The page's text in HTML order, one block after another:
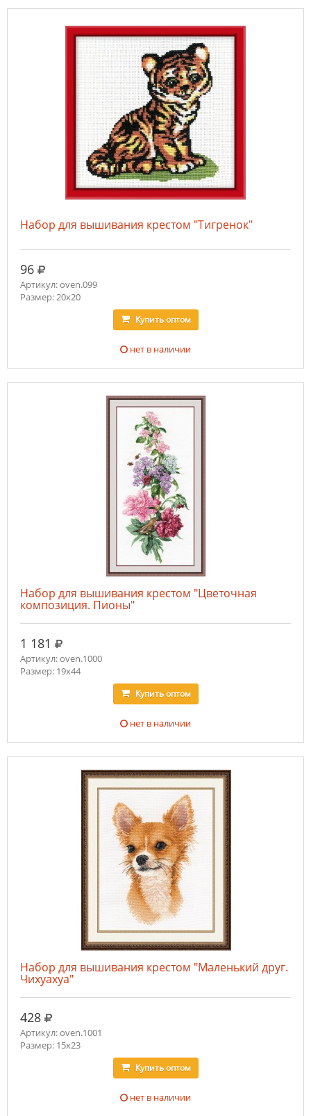
Набор для вышивания крестом "Тигренок"
96 руб.
Артикул: oven.099
Размер: 20х20
Купитьоптом
нет в наличии
Набор для вышивания крестом "Цветочная
композиция. Пионы"
1 181 руб.
Артикул: oven.1000
Размер: 19х44
Купитьоптом
нет в наличии
Набор для вышивания крестом "Маленький друг.
Чихуахуа"
428 руб.
Артикул: oven.1001
Размер: 15х23
Купитьоптом
нет в наличии